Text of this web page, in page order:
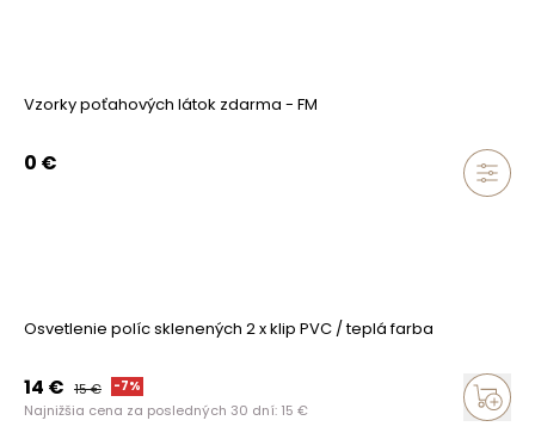
Vzorky poťahových látok zdarma - FM
0 €
Osvetlenie políc sklenených 2 x klip PVC / teplá farba
14 € 15€ -7%
Najnižšia cena za posledných 30 dní: 15 €